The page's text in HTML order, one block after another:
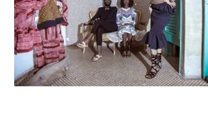
Blue
Equilibre
Renaissance